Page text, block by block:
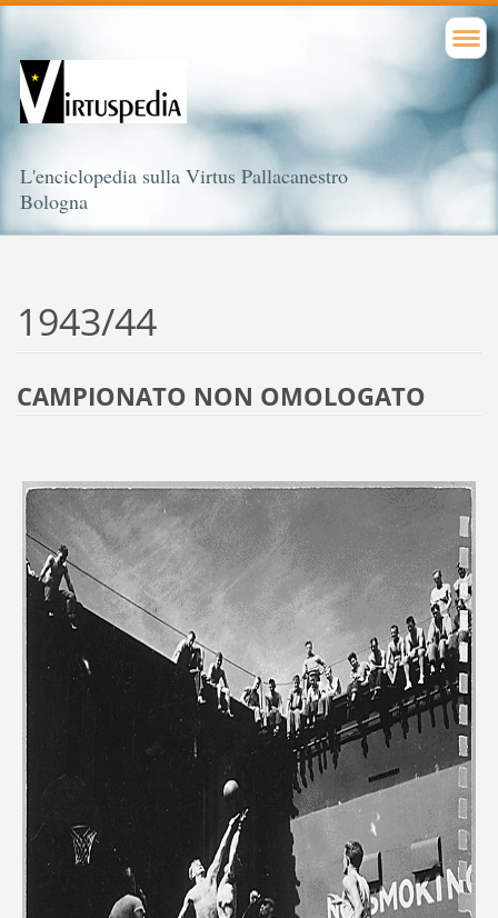
L'enciclopedia sulla Virtus Pallacanestro
Bologna
1943/44
CAMPIONATO NON OMOLOGATO